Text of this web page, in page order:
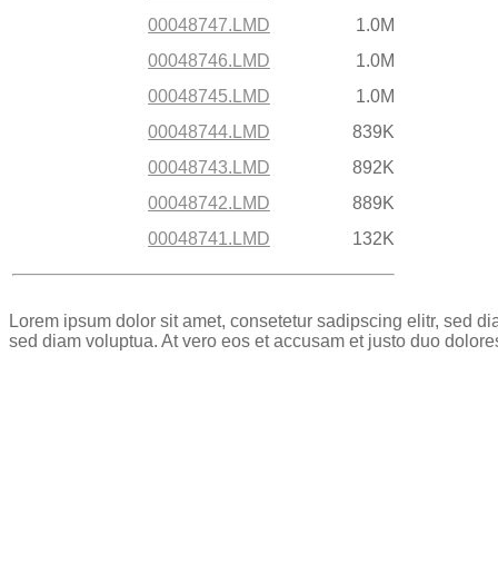
00048747.LMD
1.0M
00048746.LMD
1.0M
00048745.LMD
1.0M
00048744.LMD
839K
00048743.LMD
892K
00048742.LMD
889K
00048741.LMD
132K
Lorem ipsum dolor sit amet, consetetur sadipscing elitr, sed
sed diam voluptua. At vero eos et accusam et justo duo